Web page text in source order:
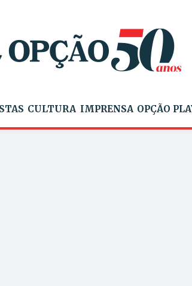
CULTURA IMPRENSA OPÇÃO